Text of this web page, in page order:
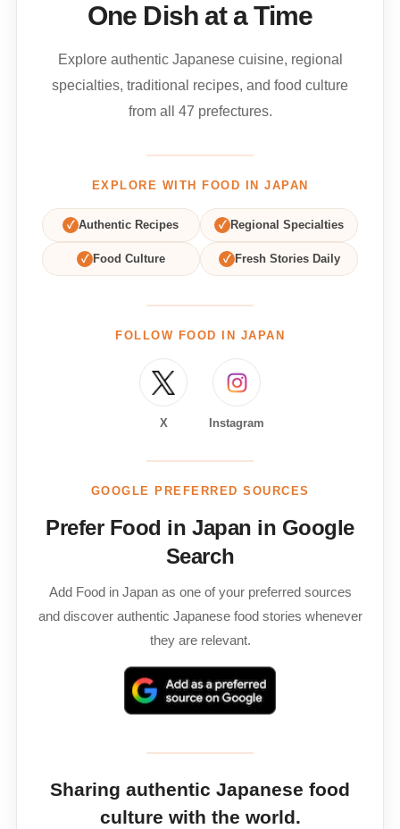
One Dish at a Time
Explore authentic Japanese cuisine, regional
specialties, traditional recipes, and food culture
from all 47 prefectures.
EXPLORE WITH FOOD IN JAPAN
✓ Authentic Recipes ✓ Regional Specialties
✓ Food Culture ✓ Fresh Stories Daily
FOLLOW FOOD IN JAPAN
X Instagram
GOOGLE PREFERRED SOURCES
Prefer Food in Japan in Google
Search
Add Food in Japan as one of your preferred sources
and discover authentic Japanese food stories whenever
they are relevant.
Sharing authentic Japanese food
culture with the world.